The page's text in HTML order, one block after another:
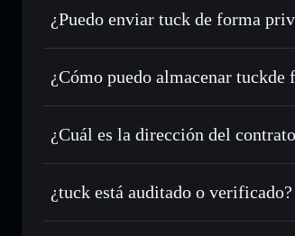
Intercambiar al instante : operar con
Utilizar DCA: promedio de coste en
Enviar de forma privada: transferir
privacidad integrado de Solflare
Holdear de forma segura: almacenar
¿Puedo enviar tuck de forma
agregador
¿Cómo puedo almacenar tuckde
tuck
¿Cuál es la dirección del
¿tuck está auditado o verificado?
tuck no está verificado actualmente